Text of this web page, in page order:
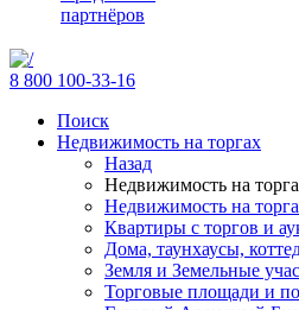
партнёров
8 800 100-33-16
Поиск
Недвижимость на торгах
Назад
Недвижимость на
Недвижимость на
Квартиры с торгов и
Дома, таунхаусы,
Земля и Земельные
Торговые площади и